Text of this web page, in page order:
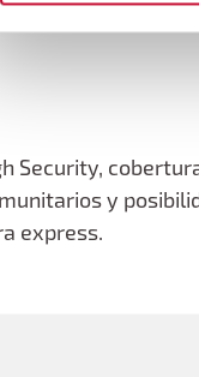
Security,
y
express.